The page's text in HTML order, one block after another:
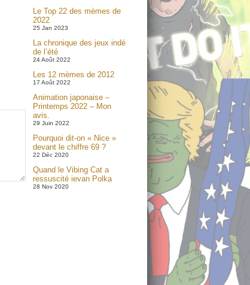
Le Top 22 des mèmes de
2022
25 Jan 2023
La chronique des jeux indé
de l’été
24 Août 2022
Les 12 mèmes de 2012
17 Août 2022
Animation japonaise –
Printemps 2022 – Mon
avis.
29 Juin 2022
Pourquoi dit-on « Nice »
devant le chiffre 69 ?
22 Déc 2020
Quand le Vibing Cat a
ressuscité ievan Polka
28 Nov 2020